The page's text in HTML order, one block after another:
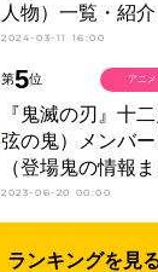
人物）一覧・紹
2024-03-11 16:00
第5位
『鬼滅の刃』十
弦の鬼）メンバ
（登場鬼の情報ま
2023-06-20 00:00
アニメ
ランキングを見